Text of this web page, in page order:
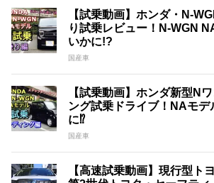
【試乗動画】ホンダ・N-
り試乗レビュー！N-WGN
いかに!?
国産車
【試乗動画】ホンダ新型N
ング試乗ドライブ！NAモデ
に⁉︎
国産車
【高速試乗動画】現行型ト